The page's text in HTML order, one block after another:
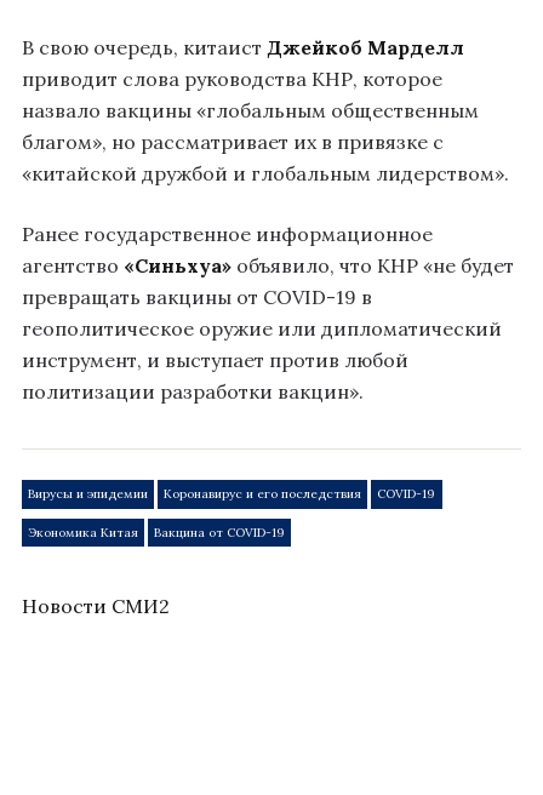
В свою очередь, китаист Джейкоб Марделл
приводит слова руководства КНР, которое
назвало вакцины «глобальным общественным
благом», но рассматривает их в привязке с
«китайской дружбой и глобальным лидерством».
Ранее государственное информационное
агентство «Синьхуа» объявило, что КНР «не будет
превращать вакцины от COVID-19 в
геополитическое оружие или дипломатический
инструмент, и выступает против любой
политизации разработки вакцин».
Вирусы и эпидемии Коронавирус и его последствия COVID-19
Экономика Китая Вакцина от COVID-19
Новости СМИ2